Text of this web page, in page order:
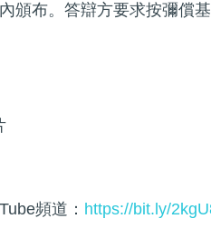
頒布。答辯方要求按彌償
頻道： https://bit.ly/